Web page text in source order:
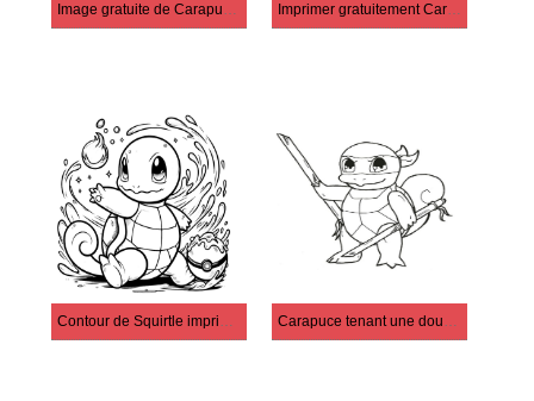
Image gratuite de Carapuce pour les enfants Imprimer gratuitement Carapuce
Contour de Squirtle imprimable Carapuce tenant une double épée